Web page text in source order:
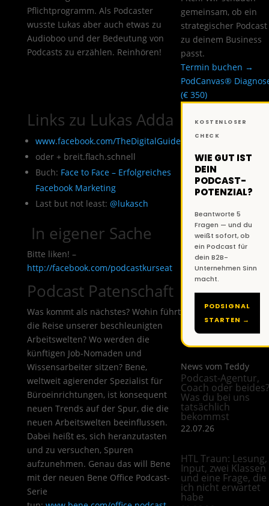
Pflichtprogramm. Als Podcaster
wusste Lukas aber auch etwas zu
Audioboo und der Bedeutung von
Podcasts zu erzählen. Reinhören!
Links zu Lukas Adda
www.facebook.com/TheDigitalGuide
oder + breit.flach.schnell
Buch: Face to Face – Erfolgreiches
Facebook Marketing
Last but not least: @lukasch
In eigener Sache
Bitte liken! –
http://facebook.com/podcastkurseat
Podcast Patenschaft
Was kommt als nächstes? Wohin führt
die Reise unserer beschleunigten
Arbeitswelten? Wo werden die
künftigen Job-Nomaden und
Wissensarbeiter sitzen? Bene,
weltweit agierender Spezialist für
Büroeinrichtungen, ist konsequent
neuen Trends auf der Spur, die die
neuen Arbeitswelten beeinflussen.
Dabei heißt es, sich heranzutasten
und zu versuchen, Spuren
aufzunehmen. Genau das will Bene
mit der neuen Bene Office Podcast-
Serie
gemeinsam, ob ein
strategischer Podcast
zu deinem Business
passt.
Termin buchen →
PodCanvas®
(€ 350)
KOSTENLOSER
CHECK
WIE GUT IST
DEIN
PODCAST-
POTENZIAL?
Beantworte 5
Fragen — und du
weißt sofort, ob
ein Podcast für
dein B2B-
Unternehmen Sinn
macht.
PODSIGNAL
STARTEN →
News vom Teddy
Podcast-Agentur,
Coach oder beides?
Was du bei uns
tatsächlich
bekommst
22.07.26
HTL Traun: Lesung,
Input, zwei Klassen
und eine Frage, die
ich nicht erwartet
habe